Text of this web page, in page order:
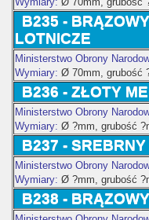
B235 -
LOTNICZE
Ministerstwo Obrony
Wymiary: Ø 70mm, grubość
B236 - ZŁOTY
Ministerstwo Obrony
Wymiary: Ø ?mm, grubość
B237 -
Ministerstwo Obrony
Wymiary: Ø ?mm, grubość
B238 -